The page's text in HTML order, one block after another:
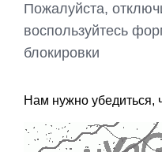
Пожалуйста,
воспользуйтесь
блокировки
Нам нужно убедиться,